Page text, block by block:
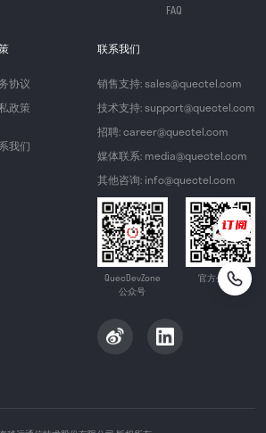
FAQ
协议
政策
我们
联系我们
销售支持: sales@quectel.com
技术支持: support@quectel.com
招聘: career@quectel.com
媒体联系: media@quectel.com
其他咨询: info@quectel.com
QuecDevZone
公众号
官方公众号